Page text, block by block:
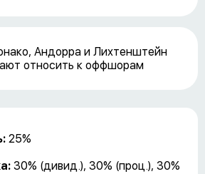
Андорра и Лихтенштейн
относить к оффшорам
25%
30% (дивид.), 30% (проц.), 30%